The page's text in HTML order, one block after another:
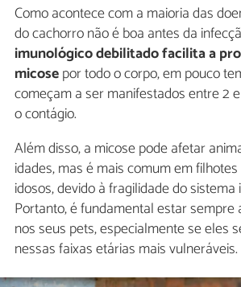
Como acontece com a maioria das
do cachorro não é boa antes da
imunológico debilitado facilita a
micosepor todo o corpo, em pouco
começam a ser manifestados entre 2
o contágio.
Além disso, a micose pode afetar
idades, mas é mais comum em
idosos, devido à fragilidade do sistema
Portanto, é fundamental estar sempre
nos seus pets, especialmente se eles
nessas faixas etárias mais vulneráveis.